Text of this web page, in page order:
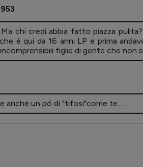
chi credi abbia fatto piazza
è qui da 16 anni LP e prima
figlie di gente che non
anche un pó di "tifosi"come te......